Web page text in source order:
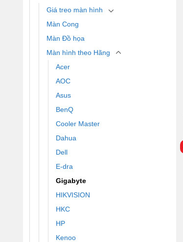
Giá treo màn hình
Màn Cong
Màn Đồ họa
Màn hình theo Hãng
Acer
AOC
Asus
BenQ
Cooler Master
Dahua
Dell
E-dra
Gigabyte
HIKVISION
HKC
HP
Kenoo